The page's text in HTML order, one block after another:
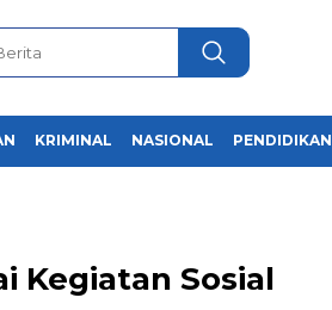
KRIMINAL NASIONAL PENDIDIKAN
Kegiatan Sosial